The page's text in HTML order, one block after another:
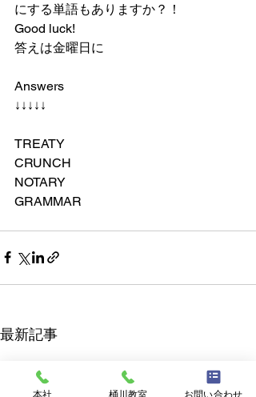
にする単語もありますか？！
Good luck!
答えは金曜日に
Answers
↓↓↓↓↓
TREATY
CRUNCH
NOTARY
GRAMMAR
最新記事
本社 桶川教室 お問い合わせ